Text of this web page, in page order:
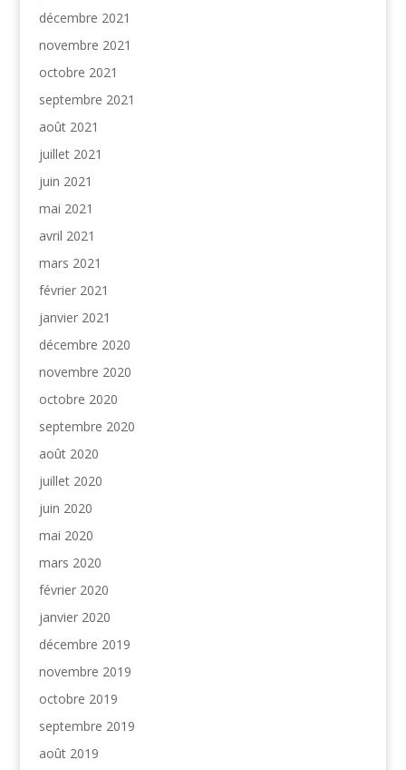
décembre 2021
novembre 2021
octobre 2021
septembre 2021
août 2021
juillet 2021
juin 2021
mai 2021
avril 2021
mars 2021
février 2021
janvier 2021
décembre 2020
novembre 2020
octobre 2020
septembre 2020
août 2020
juillet 2020
juin 2020
mai 2020
mars 2020
février 2020
janvier 2020
décembre 2019
novembre 2019
octobre 2019
septembre 2019
août 2019